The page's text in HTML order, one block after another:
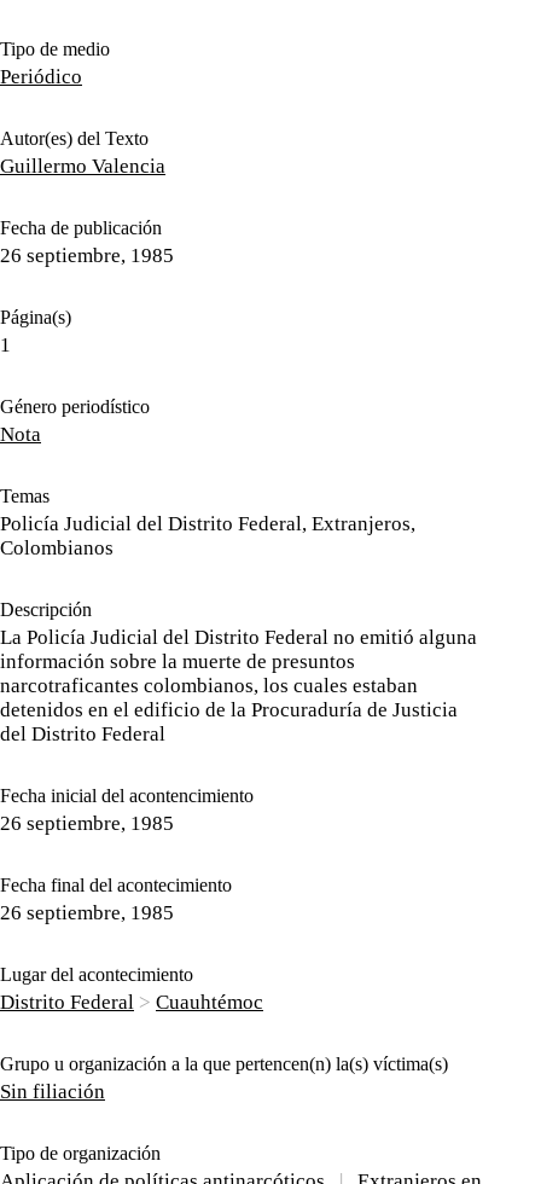
Tipo de medio
Periódico
Autor(es) del Texto
Guillermo Valencia
Fecha de publicación
26 septiembre, 1985
Página(s)
1
Género periodístico
Nota
Temas
Policía Judicial del Distrito Federal, Extranjeros,
Colombianos
Descripción
La Policía Judicial del Distrito Federal no emitió alguna
información sobre la muerte de presuntos
narcotraficantes colombianos, los cuales estaban
detenidos en el edificio de la Procuraduría de Justicia
del Distrito Federal
Fecha inicial del acontencimiento
26 septiembre, 1985
Fecha final del acontecimiento
26 septiembre, 1985
Lugar del acontecimiento
Distrito Federal > Cuauhtémoc
Grupo u organización a la que pertencen(n) la(s) víctima(s)
Sin filiación
Tipo de organización